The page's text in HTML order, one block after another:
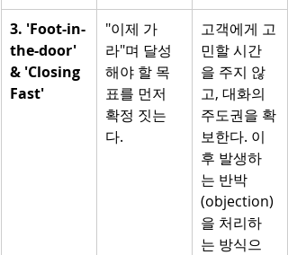
3. 'Foot-in-
the-door'
& 'Closing
Fast'
"이제 가
라"며 달성
해야 할 목
표를 먼저
확정 짓는
다.
고객에게 고
민할 시간
을 주지 않
고, 대화의
주도권을 확
보한다. 이
후 발생하
는 반박
(objection)
을 처리하
는 방식으